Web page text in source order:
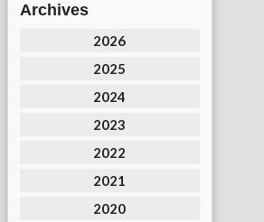
Archives
2026
2025
2024
2023
2022
2021
2020